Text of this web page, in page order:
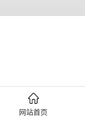
网站首页